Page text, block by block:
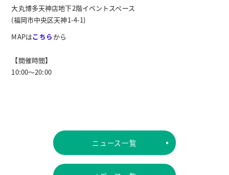
大丸博多天神店地下2階イベントスペース
(福岡市中央区天神1-4-1)
MAPはこちら から
【開催時間】
10:00～20:00
ニュース一覧